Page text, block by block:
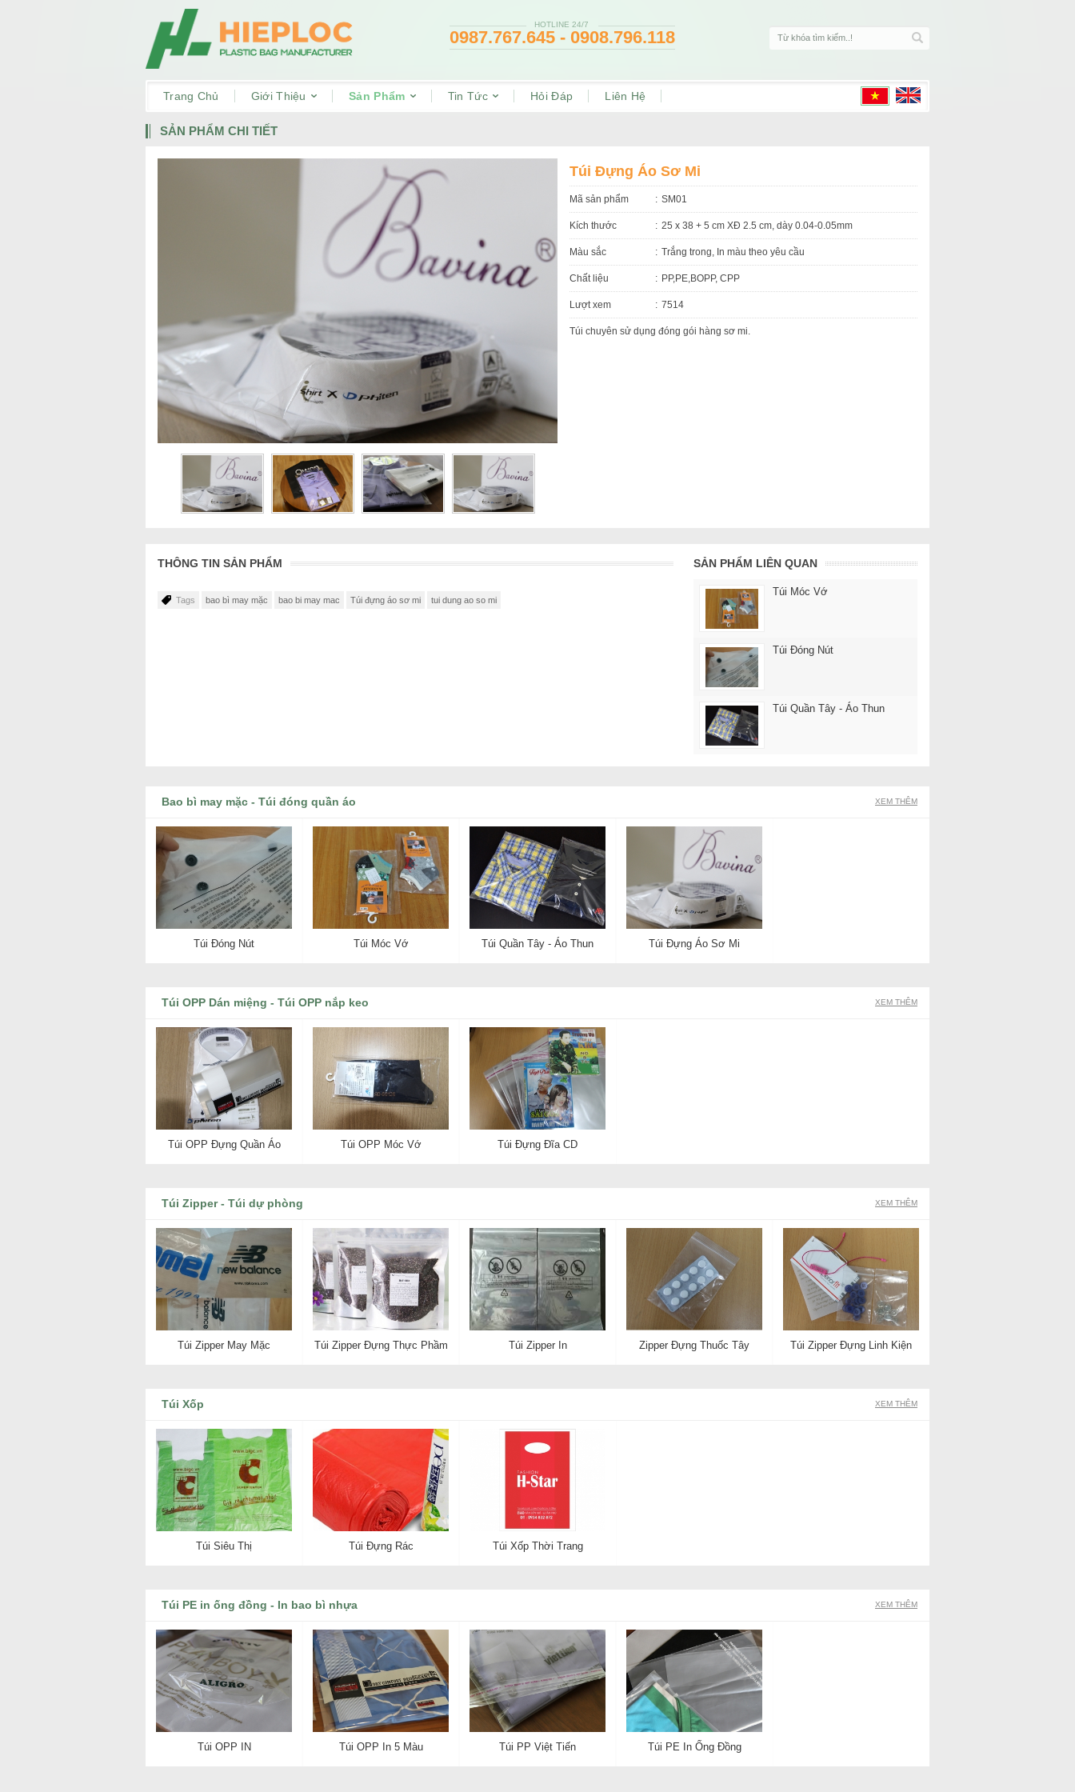
HOTLINE 24/7
0987.767.645 - 0908.796.118
Trang Chủ Giới Thiệu Sản Phẩm Tin Tức Hỏi Đáp Liên Hệ
SẢN PHẨM CHI TIẾT
Túi Đựng Áo Sơ Mi
Mã sản phẩm SM01
Kích thước 25 x 38 + 5 cm XĐ 2.5 cm, dày 0.04-0.05mm
Màu sắc Trắng trong, In màu theo yêu cầu
Chất liệu PP,PE,BOPP, CPP
Lượt xem 7514
Túi chuyên sử dụng đóng gói hàng sơ mi.
THÔNG TIN SẢN PHẨM
Tags bao bì may mặc bao bi may mac Túi đựng áo sơ mi tui dung ao so mi
SẢN PHẨM LIÊN QUAN
Túi Móc Vớ
Túi Đóng Nút
Túi Quần Tây - Áo Thun
Bao bì may mặc - Túi đóng quần áo XEM THÊM
Túi Đóng Nút Túi Móc Vớ Túi Quần Tây - Áo Thun Túi Đựng Áo Sơ Mi
Túi OPP Dán miệng - Túi OPP nắp keo XEM THÊM
Túi OPP Đựng Quần Áo Túi OPP Móc Vớ Túi Đựng Đĩa CD
Túi Zipper - Túi dự phòng XEM THÊM
Túi Zipper May Mặc Túi Zipper Đựng Thực Phầm Túi Zipper In Zipper Đựng Thuốc Tây Túi Zipper Đựng Linh Kiện
Túi Xốp XEM THÊM
Túi Siêu Thị Túi Đựng Rác Túi Xốp Thời Trang
Túi PE in ống đồng - In bao bì nhựa XEM THÊM
Túi OPP IN Túi OPP In 5 Màu Túi PP Việt Tiến Túi PE In Ống Đồng